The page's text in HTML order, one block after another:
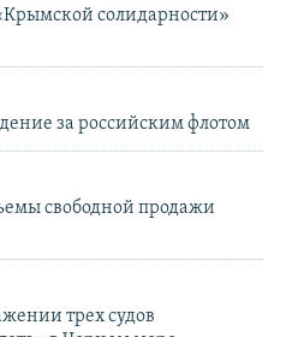
солидарности»
за российским флотом
свободной продажи
трех судов